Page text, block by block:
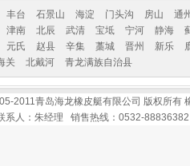
丰台 石景山 海淀 门头沟 房山
通
津南 北辰 武清 宝坻 宁河 静海
元氏 赵县 辛集 藁城 晋州 新乐
关 北戴河 青龙满族自治县
2011青岛海龙橡皮艇有限公司 版权所有
人：朱经理 销售热线：0532-